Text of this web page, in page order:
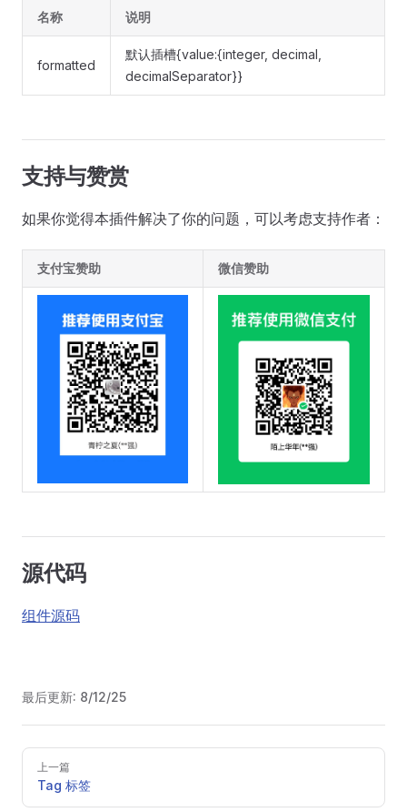
名称 说明
formatted
默认插槽{value:{integer, decimal,
decimalSeparator}}
支持与赞赏
如果你觉得本插件解决了你的问题，可以考虑支持作者：
支付宝赞助 微信赞助
源代码
组件源码
最后更新: 8/12/25
Pager
上一篇
Tag 标签